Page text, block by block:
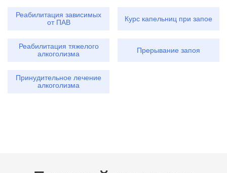
Реабилитация зависимых
от ПАВ
Курс капельниц при запое
Реабилитация тяжелого
алкоголизма
Прерывание запоя
Принудительное лечение
алкоголизма